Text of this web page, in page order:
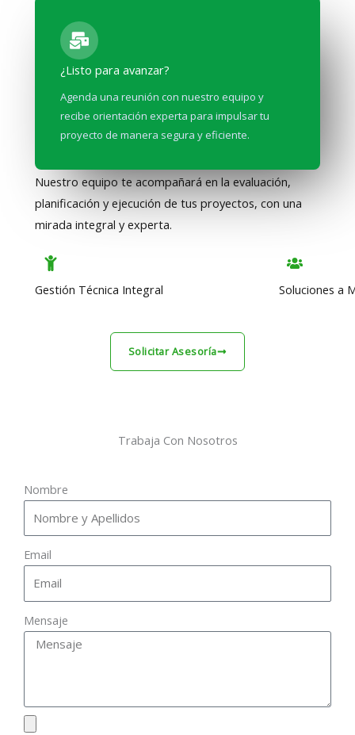
¿Listo para avanzar?
Agenda una reunión con nuestro equipo y
recibe orientación experta para impulsar tu
proyecto de manera segura y eficiente.
Asesoría especializada desde el primer paso
Nuestro equipo te acompañará en la evaluación,
planificación y ejecución de tus proyectos, con una
mirada integral y experta.
Gestión Técnica Integral Soluciones a
Solicitar Asesoría
Trabaja Con Nosotros
Nombre
Email
Mensaje